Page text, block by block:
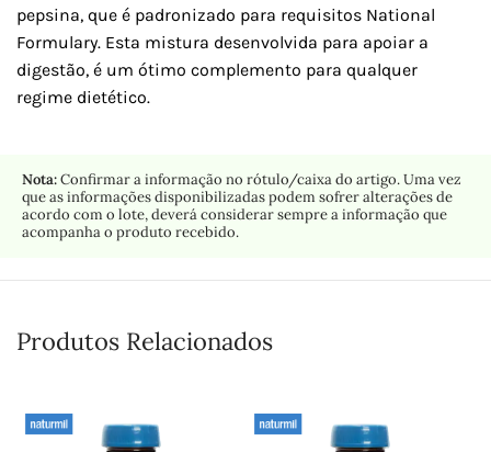
pepsina, que é padronizado para requisitos National
Formulary. Esta mistura desenvolvida para apoiar a
digestão, é um ótimo complemento para qualquer
regime dietético.
Nota:Confirmar a informação no rótulo/caixa do artigo. Uma vez
que as informações disponibilizadas podem sofrer alterações de
acordo com o lote, deverá considerar sempre a informação que
acompanha o produto recebido.
Produtos Relacionados